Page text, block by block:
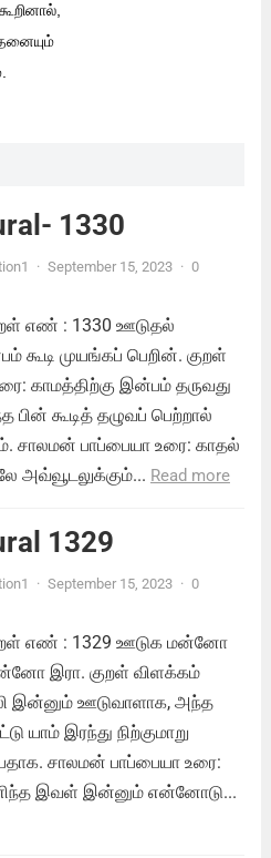
1330
· September 15, 2023 · 0
எண் : 1330 ஊடுதல்
கூடி முயங்கப் பெறின். குறள்
காமத்திற்கு இன்பம் தருவது
கூடித் தழுவப் பெற்றால்
சாலமன் பாப்பையா உரை: காதல்
அவ்வூடலுக்கும்... Read more
1329
· September 15, 2023 · 0
எண் : 1329 ஊடுக மன்னோ
இரா. குறள் விளக்கம்
இன்னும் ஊடுவாளாக, அந்த
இரந்து நிற்குமாறு
சாலமன் பாப்பையா உரை:
இவள் இன்னும் என்னோடு...